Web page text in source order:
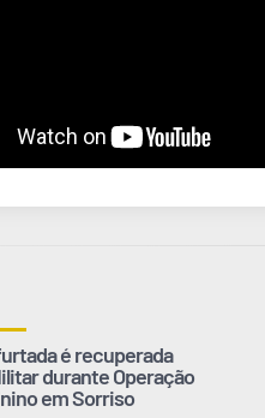
é recuperada
durante Operação
em Sorriso